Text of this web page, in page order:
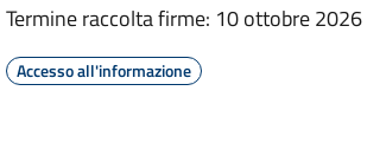
Termine raccolta firme: 10 ottobre 2026
Accesso all'informazione